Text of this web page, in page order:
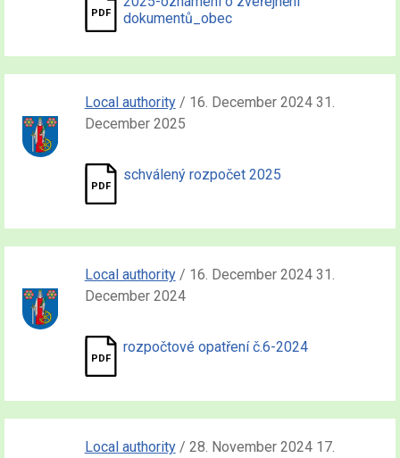
dokumentů_obec
Local authority/ 16. December 2024 31.
December 2025
schválený rozpočet 2025
Local authority/ 16. December 2024 31.
December 2024
rozpočtové opatření č.6-2024
Local authority/ 28. November 2024 17.